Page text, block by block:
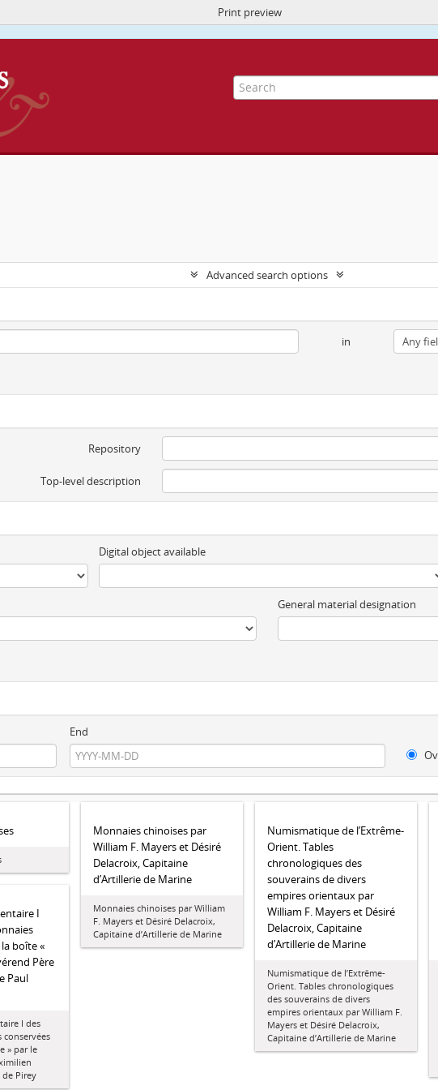
This website uses cookies to enhance your ability to browse and load content.
Print preview
Advanced search options
in
Repository
Top-level description
Digital object available
General material designation
End
Monnaies chinoises par
William F. Mayers et Désiré
Delacroix, Capitaine
d’Artillerie de Marine
Monnaies chinoises par William
F. Mayers et Désiré Delacroix,
Capitaine d’Artillerie de Marine
Numismatique de l’Extrême-
Orient. Tables
chronologiques des
souverains de divers
empires orientaux par
William F. Mayers et Désiré
Delacroix, Capitaine
d’Artillerie de Marine
Numismatique de l’Extrême-
Orient. Tables chronologiques
des souverains de divers
empires orientaux par William F.
Mayers et Désiré Delacroix,
Capitaine d’Artillerie de Marine
I
boîte «
Père
Paul
I des
conservées
» par le
Pirey